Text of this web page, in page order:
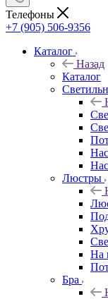
Телефоны
+7 (905) 506-9356
Каталог
Назад
Каталог
Люстры
На
Бра